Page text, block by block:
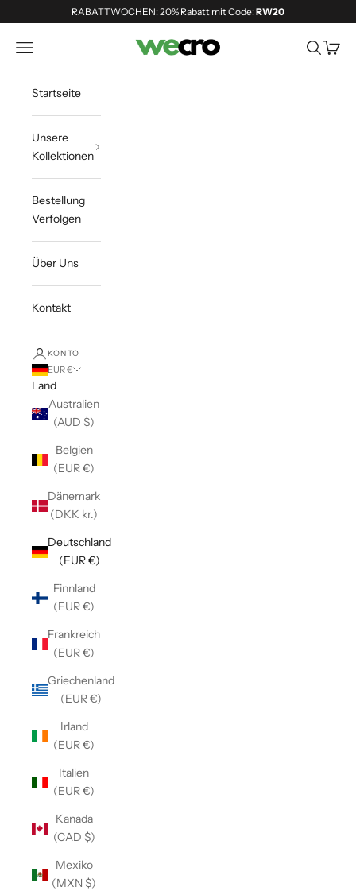
Zum Inhalt springenRABATTWOCHEN: 20% Rabatt mit Code:RW20
Shopwecro
Navigationsmenü öffnen Suche
Startseite
Unsere
Kollektionen
Bestellung
Verfolgen
Über Uns
Kontakt
KONTO
EUR €
Land
Australien
(AUD $)
Belgien
(EUR €)
Dänemark
(DKK kr.)
Deutschland
(EUR €)
Finnland
(EUR €)
Frankreich
(EUR €)
Griechenland
(EUR €)
Irland
(EUR €)
Italien
(EUR €)
Kanada
(CAD $)
Mexiko
(MXN $)